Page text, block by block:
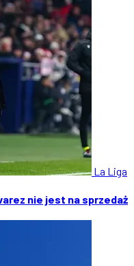
La Liga
nie jest na sprzedaż